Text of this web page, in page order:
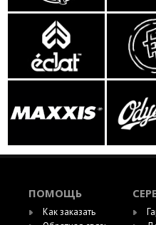
ПОМОЩЬ
Как заказать